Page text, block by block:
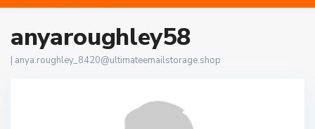
anyaroughley58
anya.roughley_8420@ultimateemailstorage.shop